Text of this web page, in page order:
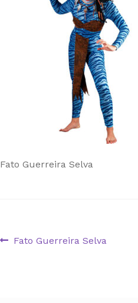
Fato Guerreira Selva
Navegação
Artigo
Fato Guerreira Selva